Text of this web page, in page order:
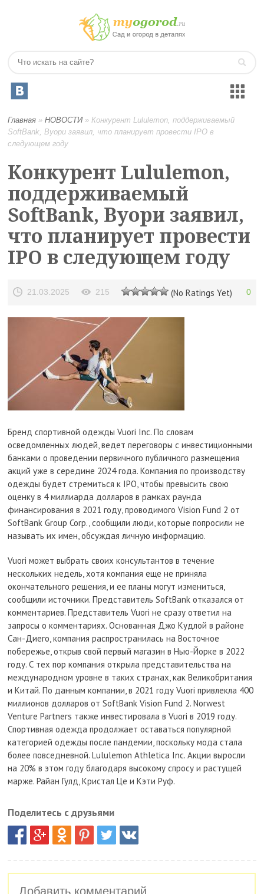
Главная »НОВОСТИ»Конкурент Lululemon, поддерживаемый
SoftBank, Вуори заявил, что планирует провести IPO в
следующем году
Конкурент Lululemon,
поддерживаемый
SoftBank, Вуори заявил,
что планирует провести
IPO в следующем году
21.03.2025 215 (No Ratings Yet) 0
Бренд спортивной одежды Vuori Inc. По словам
осведомленных людей, ведет переговоры с инвестиционными
банками о проведении первичного публичного размещения
акций уже в середине 2024 года. Компания по производству
одежды будет стремиться к IPO, чтобы превысить свою
оценку в 4 миллиарда долларов в рамках раунда
финансирования в 2021 году, проводимого Vision Fund 2 от
SoftBank Group Corp., сообщили люди, которые попросили не
называть их имен, обсуждая личную информацию.
Vuori может выбрать своих консультантов в течение
нескольких недель, хотя компания еще не приняла
окончательного решения, и ее планы могут измениться,
сообщили источники. Представитель SoftBank отказался от
комментариев. Представитель Vuori не сразу ответил на
запросы о комментариях. Основанная Джо Кудлой в районе
Сан-Диего, компания распространилась на Восточное
побережье, открыв свой первый магазин в Нью-Йорке в 2022
году. С тех пор компания открыла представительства на
международном уровне в таких странах, как Великобритания
и Китай. По данным компании, в 2021 году Vuori привлекла 400
миллионов долларов от SoftBank Vision Fund 2. Norwest
Venture Partners также инвестировала в Vuori в 2019 году.
Спортивная одежда продолжает оставаться популярной
категорией одежды после пандемии, поскольку мода стала
более повседневной. Lululemon Athletica Inc. Акции выросли
на 20% в этом году благодаря высокому спросу и растущей
марже. Райан Гулд, Кристал Це и Кэти Руф.
Поделитесь с друзьями
Добавить комментарий